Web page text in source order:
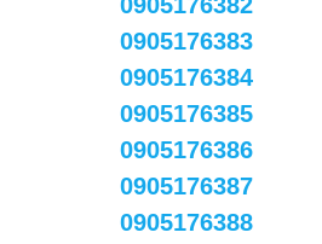
0905176383
0905176384
0905176385
0905176386
0905176387
0905176388